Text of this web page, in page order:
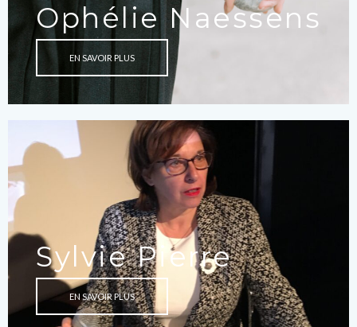
Ophélie Naessens
EN SAVOIR PLUS
Sylvie Pierre
EN SAVOIR PLUS